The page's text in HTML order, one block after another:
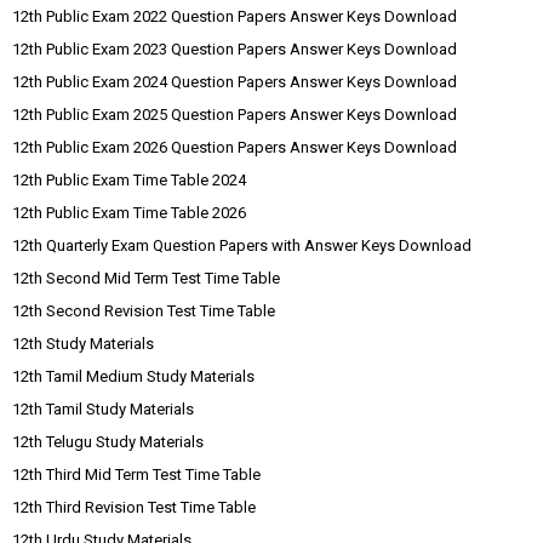
12th Public Exam 2022 Question Papers Answer Keys Download
12th Public Exam 2023 Question Papers Answer Keys Download
12th Public Exam 2024 Question Papers Answer Keys Download
12th Public Exam 2025 Question Papers Answer Keys Download
12th Public Exam 2026 Question Papers Answer Keys Download
12th Public Exam Time Table 2024
12th Public Exam Time Table 2026
12th Quarterly Exam Question Papers with Answer Keys Download
12th Second Mid Term Test Time Table
12th Second Revision Test Time Table
12th Study Materials
12th Tamil Medium Study Materials
12th Tamil Study Materials
12th Telugu Study Materials
12th Third Mid Term Test Time Table
12th Third Revision Test Time Table